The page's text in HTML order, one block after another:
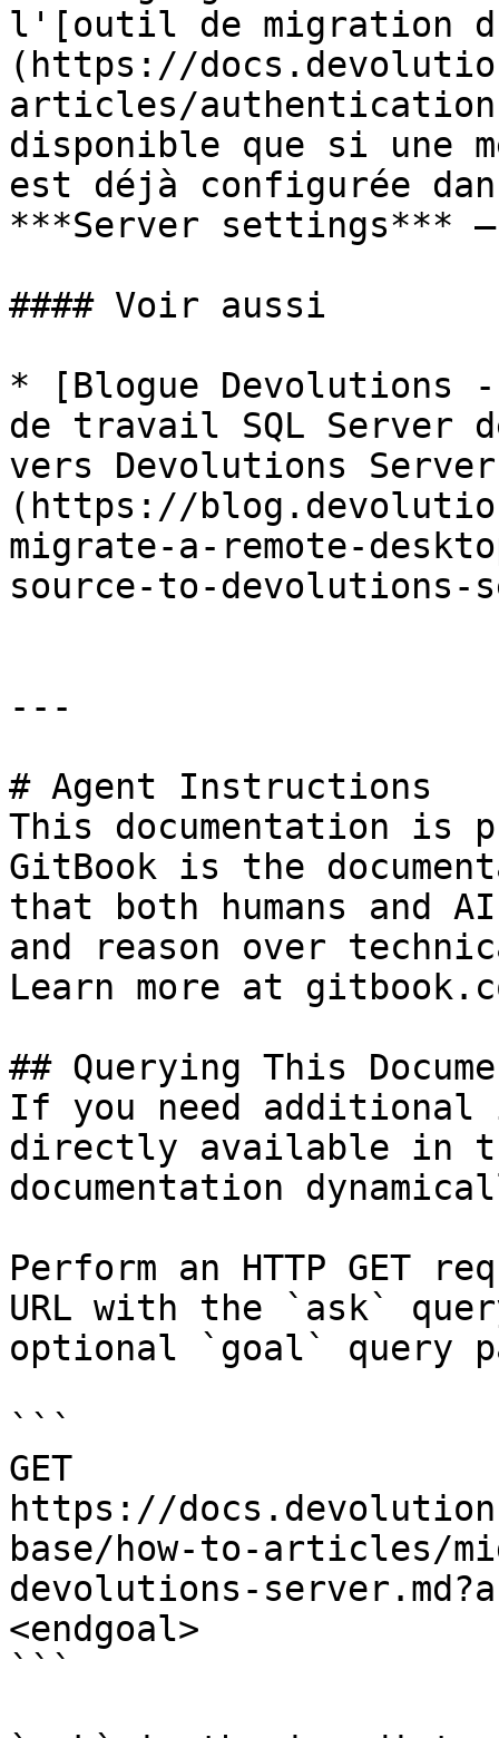
l'[outil de migration
(https://
articles/
disponible que si une
est déjà configurée
***Server settings***
#### Voir aussi
* [Blogue Devolutions -
de travail SQL Server
vers Devolutions
(https://
migrate-a-remote-
source-to-devolutions-
---
# Agent Instructions
This documentation is
GitBook is the
that both humans and
and reason over
Learn more at
## Querying This
If you need
directly available in
documentation
Perform an HTTP GET
URL with the `ask`
optional `goal` query
```
GET
https://
base/how-to-articles/
devolutions-
<endgoal>
```